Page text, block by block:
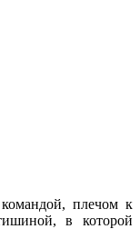
плечом к
в которой